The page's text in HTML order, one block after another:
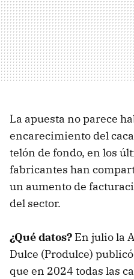
La apuesta no parece
encarecimiento del
telón de fondo, en los
fabricantes han
un aumento de
del sector.
¿Qué datos? En julio la
Dulce (Produlce) publicó
que en 2024 todas las